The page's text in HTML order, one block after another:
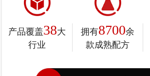
产品覆盖38大
行业
拥有8700余
款成熟配方